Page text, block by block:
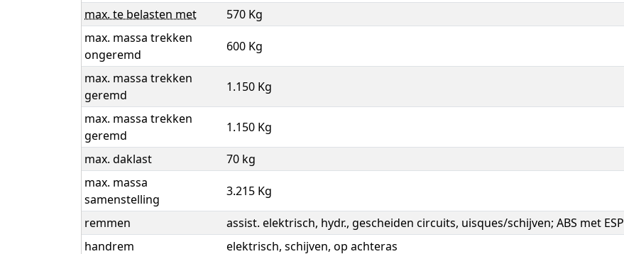
max. te belasten met
570 Kg
max. massa trekken
ongeremd
600 Kg
max. massa trekken
geremd
1.150 Kg
max. massa trekken
geremd
1.150 Kg
max. daklast
70 kg
max. massa
samenstelling
3.215 Kg
remmen
assist. elektrisch, hydr., gescheiden circuits, uisques/schijven; ABS met ESP
handrem
elektrisch, schijven, op achteras